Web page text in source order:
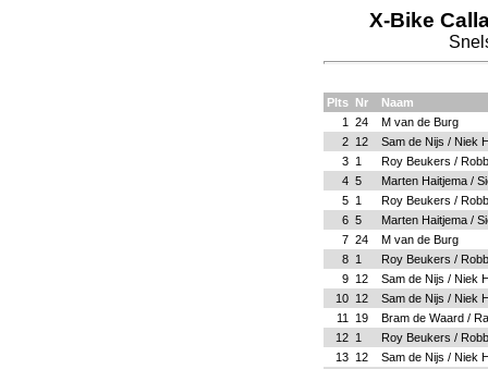
X-Bike
Plts Nr
Naam
1
24
M van de Burg
2 12
Sam de Nijs / Niek
3 1
Roy Beukers /
4 5
Marten Haitjema /
5 1
Roy Beukers /
6 5
Marten Haitjema /
7 24
M van de Burg
8 1
Roy Beukers /
9 12
Sam de Nijs / Niek
10 12
Sam de Nijs / Niek
11
19
Bram de Waard /
12 1
Roy Beukers /
13 12
Sam de Nijs / Niek